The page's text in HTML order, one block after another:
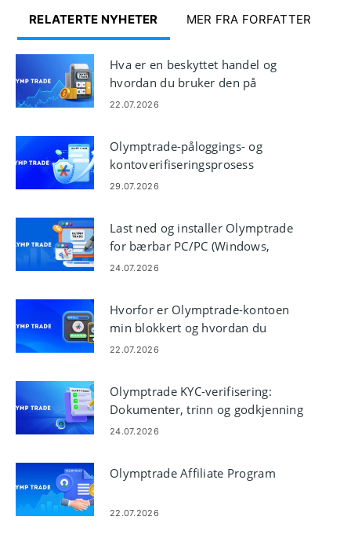
RELATERTE NYHETER MER FRA FORFATTER
Hva er en beskyttet handel og
hvordan du bruker den på
Olymptrade
22.07.2026
Olymptrade-påloggings- og
kontoverifiseringsprosess
29.07.2026
Last ned og installer Olymptrade
for bærbar PC/PC (Windows,
macOS)
24.07.2026
Hvorfor er Olymptrade-kontoen
min blokkert og hvordan du
unngår det
22.07.2026
Olymptrade KYC-verifisering:
Dokumenter, trinn og godkjenning
24.07.2026
Olymptrade Affiliate Program
22.07.2026